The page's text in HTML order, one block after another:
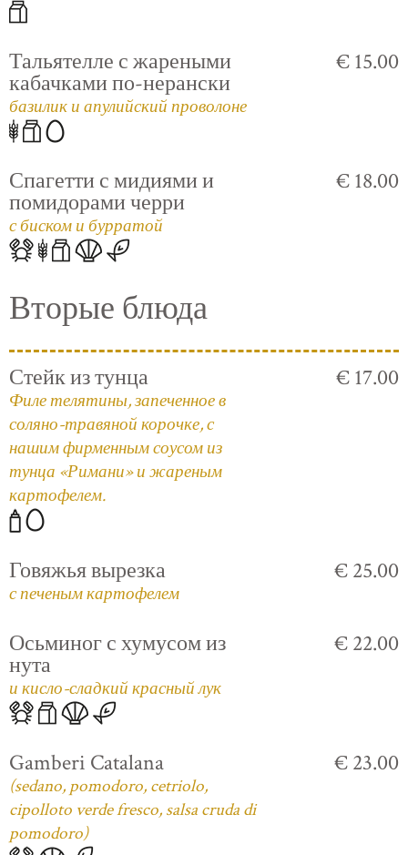
Тальятелле с жареными
кабачками по-нерански
базилик и апулийский проволоне
€ 15.00
Спагетти с мидиями и
помидорами черри
с биском и бурратой
€ 18.00
Вторые блюда
Стейк из тунца
Филе телятины, запеченное в
соляно-травяной корочке, с
нашим фирменным соусом из
тунца «Римани» и жареным
картофелем.
€ 17.00
Говяжья вырезка
с печеным картофелем
€ 25.00
Осьминог с хумусом из
нута
и кисло-сладкий красный лук
€ 22.00
Gamberi Catalana
(sedano, pomodoro, cetriolo,
cipolloto verde fresco, salsa cruda di
pomodoro)
€ 23.00